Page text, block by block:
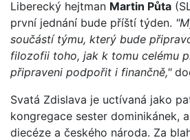
Liberecký hejtman Martin Půta
první jednání bude příští týden.
součástí týmu, který bude
filozofii toho, jak k tomu celému
připraveni podpořit i finančně,"
Svatá Zdislava je uctívaná jako
kongregace sester dominikánek,
diecéze a českého národa. Za